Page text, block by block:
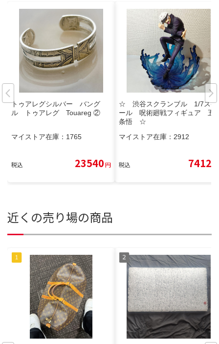
トゥアレグシルバー バング
ル トゥアレグ Touareg ②
マイストア在庫： 1765
税込 23540円
☆ 渋谷スクランブル 1/7スケ
ール 呪術廻戦フィギュア 五
条悟 ☆
マイストア在庫： 2912
税込 7412
近くの売り場の商品